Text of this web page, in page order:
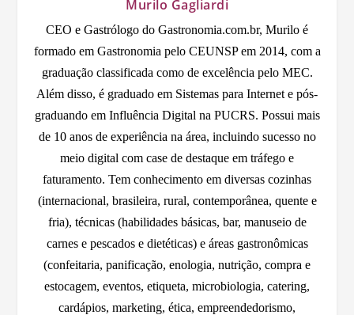
Murilo Gagliardi
CEO e Gastrólogo do Gastronomia.com.br, Murilo é
formado em Gastronomia pelo CEUNSP em 2014, com a
graduação classificada como de excelência pelo MEC.
Além disso, é graduado em Sistemas para Internet e pós-
graduando em Influência Digital na PUCRS. Possui mais
de 10 anos de experiência na área, incluindo sucesso no
meio digital com case de destaque em tráfego e
faturamento. Tem conhecimento em diversas cozinhas
(internacional, brasileira, rural, contemporânea, quente e
fria), técnicas (habilidades básicas, bar, manuseio de
carnes e pescados e dietéticas) e áreas gastronômicas
(confeitaria, panificação, enologia, nutrição, compra e
estocagem, eventos, etiqueta, microbiologia, catering,
cardápios, marketing, ética, empreendedorismo,